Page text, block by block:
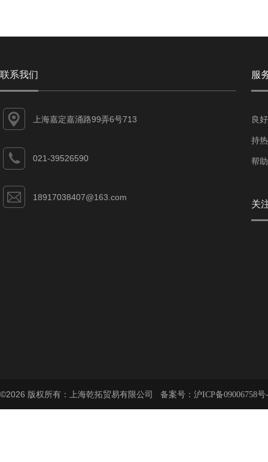
联系我们
上海嘉定嘉涌路99弄6号713
021-39526590
18917038407@163.com
服
良
持
帮
关
©2026 版权所有：上海乾拓贸易有限公司 备案号： 沪ICP备09006758号